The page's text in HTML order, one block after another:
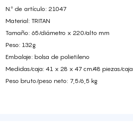
N.º de artículo: 21047
Material: TRITAN
Tamaño: 65/diámetro x 220/alto mm
Peso: 132g
Embalaje: bolsa de polietileno
Medidas/caja: 41 x 28 x 47 cm/48 piezas/caja
Peso bruto/peso neto: 7,5/6,5 kg